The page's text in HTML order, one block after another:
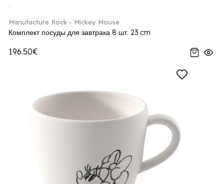
Manufacture Rock - Mickey Mouse
Комплект посуды для завтрака 8 шт. 23 cm
196.50€